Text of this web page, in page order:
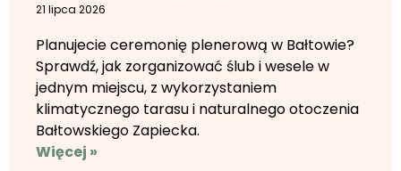
21 lipca 2026
Planujecie ceremonię plenerową w Bałtowie?
Sprawdź, jak zorganizować ślub i wesele w
jednym miejscu, z wykorzystaniem
klimatycznego tarasu i naturalnego otoczenia
Bałtowskiego Zapiecka.
Więcej »